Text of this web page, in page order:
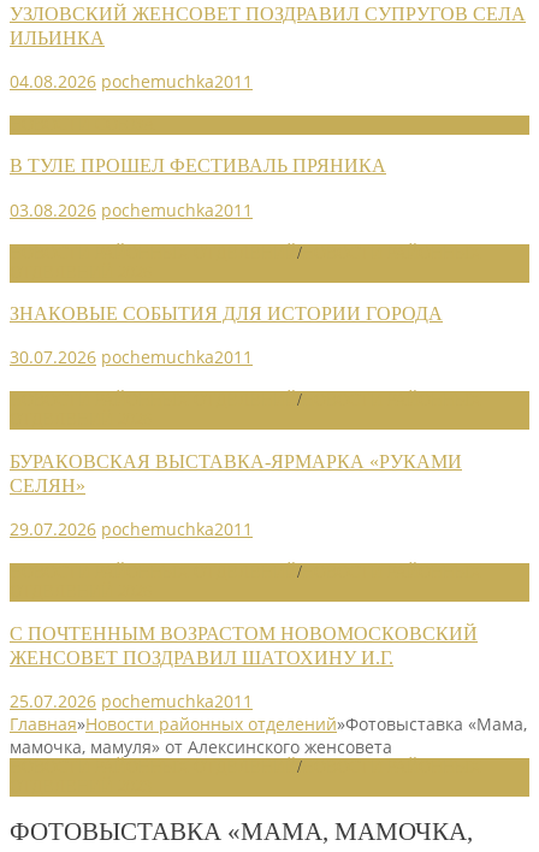
УЗЛОВСКИЙ ЖЕНСОВЕТ ПОЗДРАВИЛ СУПРУГОВ СЕЛА
ИЛЬИНКА
04.08.2026 pochemuchka2011
В ТУЛЕ ПРОШЕЛ ФЕСТИВАЛЬ ПРЯНИКА
03.08.2026 pochemuchka2011
/
ЗНАКОВЫЕ СОБЫТИЯ ДЛЯ ИСТОРИИ ГОРОДА
30.07.2026 pochemuchka2011
/
БУРАКОВСКАЯ ВЫСТАВКА-ЯРМАРКА «РУКАМИ
СЕЛЯН»
29.07.2026 pochemuchka2011
/
С ПОЧТЕННЫМ ВОЗРАСТОМ НОВОМОСКОВСКИЙ
ЖЕНСОВЕТ ПОЗДРАВИЛ ШАТОХИНУ И.Г.
25.07.2026 pochemuchka2011
Главная»Новости районных отделений»Фотовыставка «Мама,
мамочка, мамуля» от Алексинского женсовета
/
ФОТОВЫСТАВКА «МАМА, МАМОЧКА,